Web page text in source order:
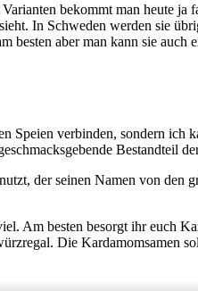
bekommt man heute ja
In Schweden werden sie
aber man kann sie auch
verbinden, sondern ich
Bestandteil
der seinen Namen von den
Am besten besorgt ihr euch
Die Kardamomsamen